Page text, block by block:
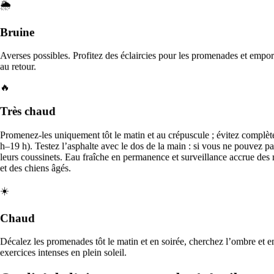
donner au promeneur un code de porte. De nombreux parents
fournissent un accès par clé pour les promenades suivantes.
Que se passe-t-il en cas de mauvais temps ?
légère ou de froid, avec l’équipement approprié. En cas de
conditions météorologiques extrêmes (orages, forte chaleur), les
promeneurs vous contacteront pour reprogrammer ou raccourcir la
Accueil
France
Devenir pet sitter
Télécharger l’application
🌦️
Bruine
Averses possibles. Profitez des éclaircies pour les promenades et
au retour.
🔥
Très chaud
Promenez-les uniquement tôt le matin et au crépuscule ; évitez
h–19 h). Testez l’asphalte avec le dos de la main : si vous ne pouvez
leurs coussinets. Eau fraîche en permanence et surveillance accrue des
et des chiens âgés.
☀️
Chaud
Décalez les promenades tôt le matin et en soirée, cherchez l’ombre et
exercices intenses en plein soleil.